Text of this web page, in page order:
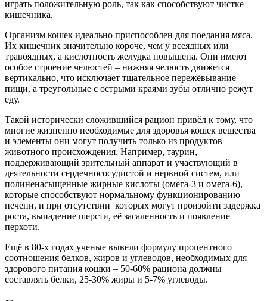
играть положительную роль, так как способствуют чистке
кишечника.
Организм кошек идеально приспособлен для поедания мяса.
Их кишечник значительно короче, чем у всеядных или
травоядных, а кислотность желудка повышена. Они имеют
особое строение челюстей – нижняя челюсть движется
вертикально, что исключает тщательное пережёвывание
пищи, а треугольные с острыми краями зубы отлично режут
еду.
Такой исторически сложившийся рацион привёл к тому, что
многие жизненно необходимые для здоровья кошек вещества
и элементы они могут получить только из продуктов
животного происхождения. Например, таурин,
поддерживающий зрительный аппарат и участвующий в
деятельности сердечнососудистой и нервной систем, или
полиненасыщенные жирные кислоты (омега-3 и омега-6),
которые способствуют нормальному функционированию
печени, и при отсутствии которых могут произойти задержка
роста, выпадение шерсти, её засаленность и появление
перхоти.
Ещё в 80-х годах ученые вывели формулу процентного
соотношения белков, жиров и углеводов, необходимых для
здорового питания кошки – 50-60% рациона должны
составлять белки, 25-30% жиры и 5-7% углеводы.